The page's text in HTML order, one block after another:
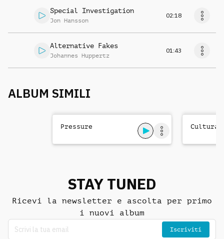
Special Investigation
Jon Hansson
02:18
Alternative Fakes
Johannes Huppertz
01:43
ALBUM SIMILI
Pressure Cultural
STAY TUNED
Ricevi la newsletter e ascolta per primo
i nuovi album
Iscriviti